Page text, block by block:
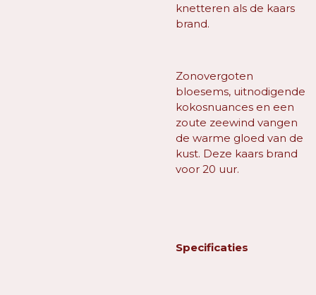
knetteren als de kaars
brand.
Zonovergoten
bloesems, uitnodigende
kokosnuances en een
zoute zeewind vangen
de warme gloed van de
kust. Deze kaars brand
voor 20 uur.
Specificaties